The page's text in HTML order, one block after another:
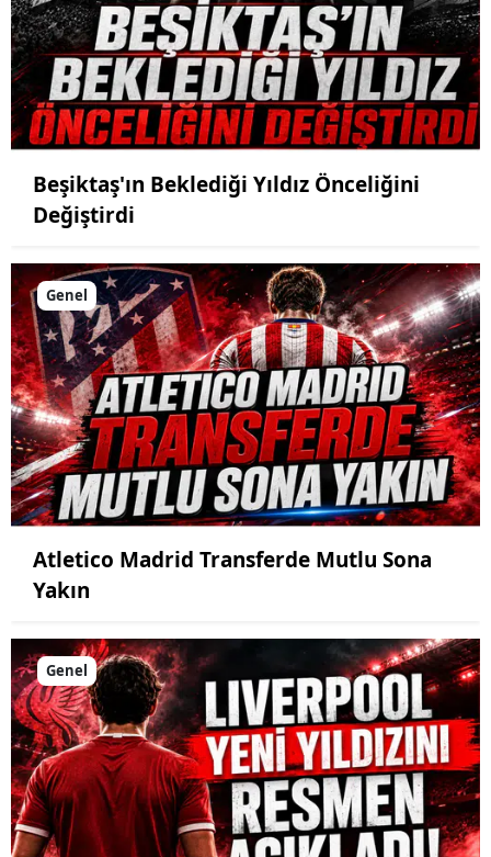
Beşiktaş'ın Beklediği Yıldız Önceliğini
Değiştirdi
Genel
Atletico Madrid Transferde Mutlu Sona
Yakın
Genel